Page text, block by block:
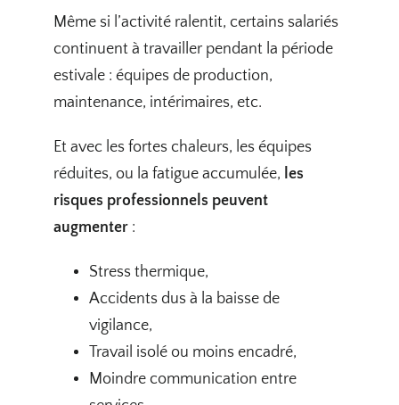
Même si l’activité ralentit, certains salariés
continuent à travailler pendant la période
estivale : équipes de production,
maintenance, intérimaires, etc.
Et avec les fortes chaleurs, les équipes
réduites, ou la fatigue accumulée, les
risques professionnels peuvent
augmenter:
Stress thermique,
Accidents dus à la baisse de
vigilance,
Travail isolé ou moins encadré,
Moindre communication entre